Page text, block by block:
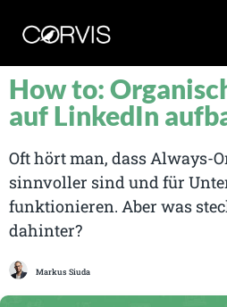
How to:
auf LinkedIn
Oft hört man, dass Always-
sinnvoller sind und für
funktionieren. Aber was
dahinter?
Markus Siuda